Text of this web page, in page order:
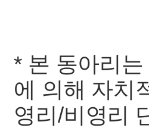
* 본 동아리
에 의해 자치
영리/비영리